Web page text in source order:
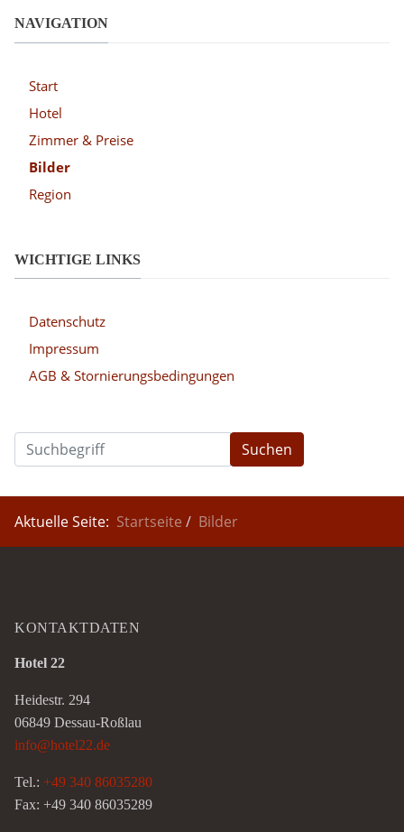
NAVIGATION
Start
Hotel
Zimmer & Preise
Bilder
Region
WICHTIGE LINKS
Datenschutz
Impressum
AGB & Stornierungsbedingungen
Suchen
Aktuelle Seite: Startseite Bilder
KONTAKTDATEN
Hotel 22
Heidestr. 294
06849 Dessau-Roßlau
info@hotel22.de
Tel.: +49 340 86035280
Fax: +49 340 86035289